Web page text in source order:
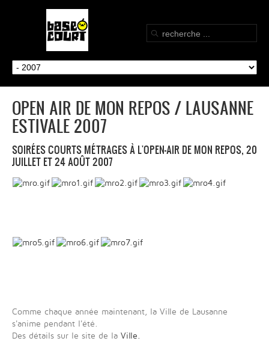
OPEN AIR DE MON REPOS / LAUSANNE
ESTIVALE 2007
SOIRÉES COURTS MÉTRAGES À L'OPEN-AIR DE MON REPOS, 20
JUILLET ET 24 AOÛT 2007
Comme chaque année maintenant, la Ville de Lausanne
s'anime pendant l'été.
Des détails sur le site de la Ville.